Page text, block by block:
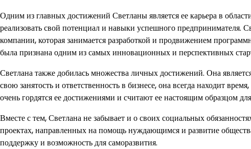
Одним из главных достижений Светланы является ее карьера в
реализовать свой потенциал и навыки успешного предпринимателя.
компании, которая занимается разработкой и продвижением
была признана одним из самых инновационных и перспективных
Светлана также добилась множества личных достижений. Она
свою занятость и ответственность в бизнесе, она всегда находит
очень гордятся ее достижениями и считают ее настоящим образцом
Вместе с тем, Светлана не забывает и о своих социальных
проектах, направленных на помощь нуждающимся и развитие
поддержку и возможность для саморазвития.